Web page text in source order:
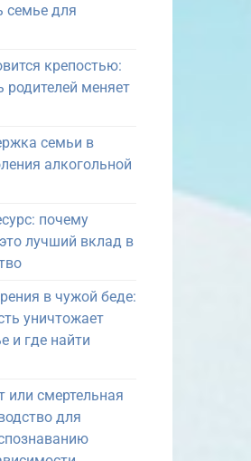
семье для
крепостью:
родителей меняет
семьи в
алкогольной
почему
лучший вклад в
в чужой беде:
уничтожает
и где найти
или смертельная
для